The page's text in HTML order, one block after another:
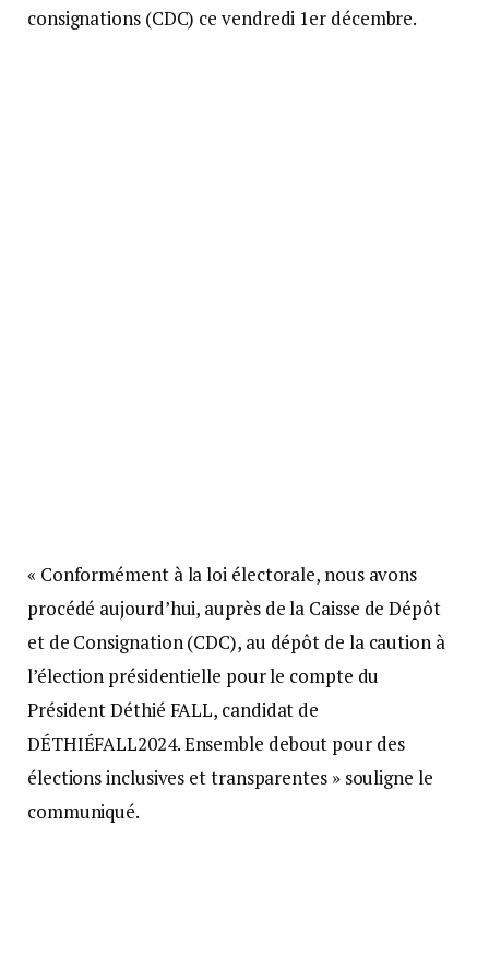
consignations (CDC) ce vendredi 1er décembre.
« Conformément à la loi électorale, nous avons
procédé aujourd’hui, auprès de la Caisse de Dépôt
et de Consignation (CDC), au dépôt de la caution à
l’élection présidentielle pour le compte du
Président Déthié FALL, candidat de
DÉTHIÉFALL2024. Ensemble debout pour des
élections inclusives et transparentes » souligne le
communiqué.